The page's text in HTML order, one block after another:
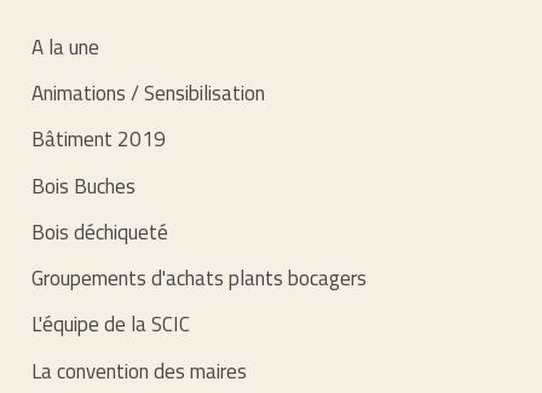
A la une
Animations / Sensibilisation
Bâtiment 2019
Bois Buches
Bois déchiqueté
Groupements d'achats plants bocagers
L'équipe de la SCIC
La convention des maires